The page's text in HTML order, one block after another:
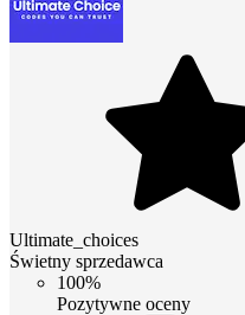
Ultimate_choices
Świetny sprzedawca
100%
Pozytywne oceny